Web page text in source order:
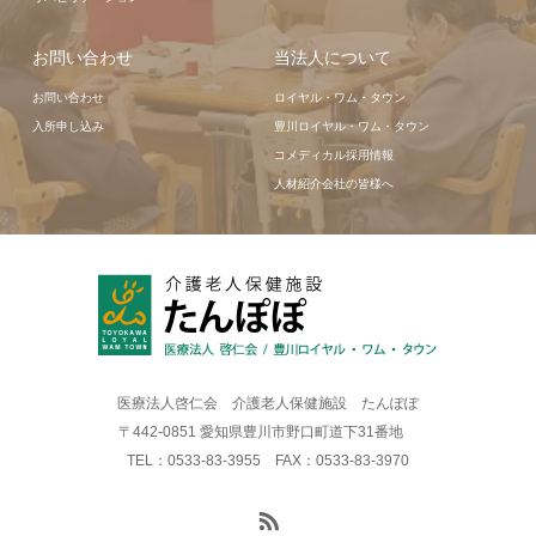
お問い合わせ
お問い合わせ
入所申し込み
当法人について
ロイヤル・ワム・タウン
豊川ロイヤル・ワム・タウン
コメディカル採用情報
人材紹介会社の皆様へ
医療法人啓仁会 介護老人保健施設 たんぽぽ
〒442-0851 愛知県豊川市野口町道下31番地
TEL：0533-83-3955 FAX：0533-83-3970